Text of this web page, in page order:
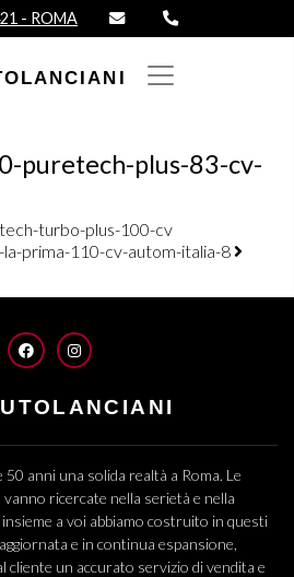
- ROMA
puretech-plus-83-cv-
turbo-plus-100-cv
prima-110-cv-autom-italia-8
FACEBOOKINSTAGRAM
anni una solida realtà a Roma. Le
ricercate nella serietà e nella
a voi abbiamo costruito in questi
e in continua espansione,
cliente un accurato servizio di vendita e